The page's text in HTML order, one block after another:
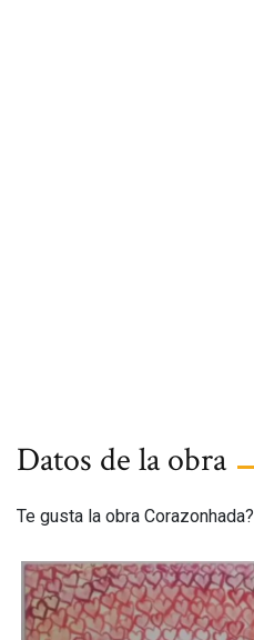
Datos de la obra
Te gusta la obra Corazonhada?